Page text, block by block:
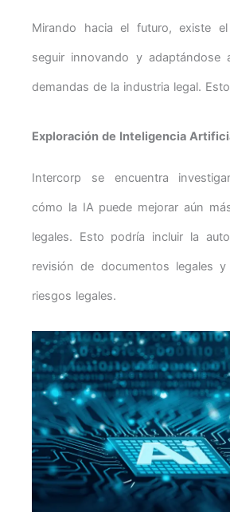
Mirando hacia el futuro, existe
seguir innovando y adaptándose
demandas de la industria legal.
Exploración de Inteligencia
Intercorp se encuentra
cómo la IA puede mejorar aún
legales. Esto podría incluir la
revisión de documentos legales
riesgos legales.